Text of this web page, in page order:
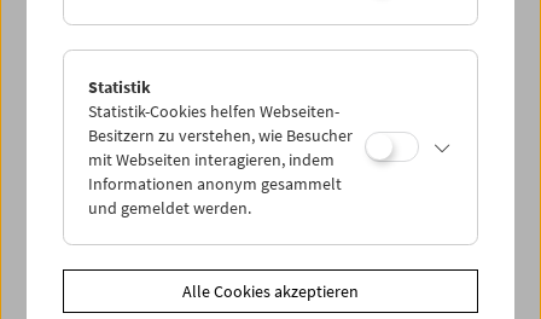
PROGRAMM ÜBERBLICK
Statistik
Statistik-Cookies helfen Webseiten-
Besitzern zu verstehen, wie Besucher
mit Webseiten interagieren, indem
Informationen anonym gesammelt
und gemeldet werden.
Alle Cookies akzeptieren